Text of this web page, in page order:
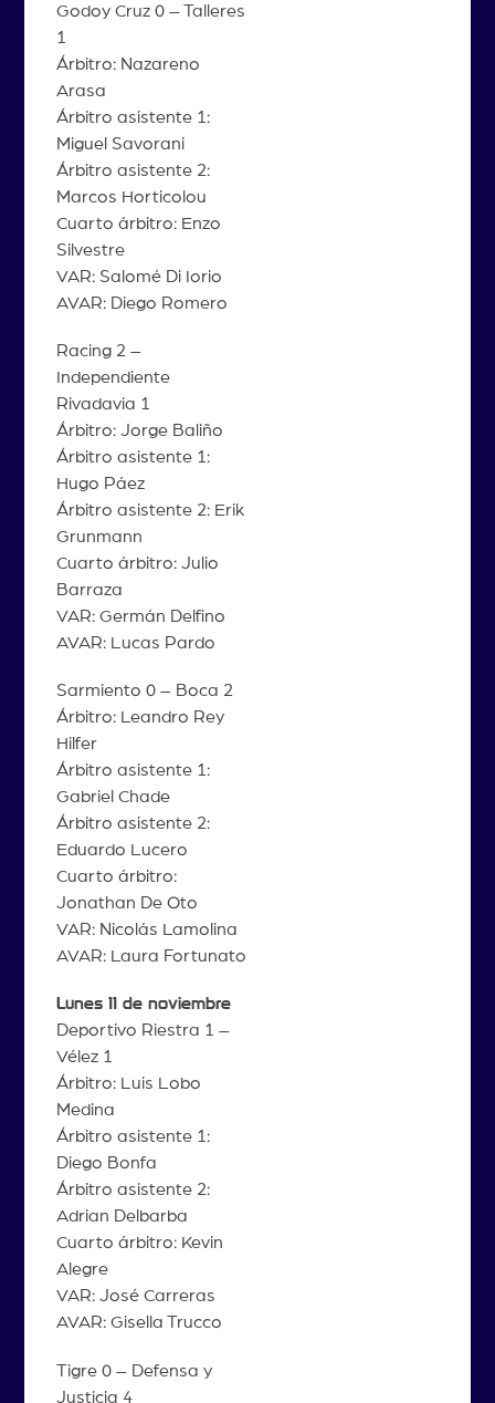
Godoy Cruz 0 – Talleres
1
Árbitro: Nazareno
Arasa
Árbitro asistente 1:
Miguel Savorani
Árbitro asistente 2:
Marcos Horticolou
Cuarto árbitro: Enzo
Silvestre
VAR: Salomé Di Iorio
AVAR: Diego Romero
Racing 2 –
Independiente
Rivadavia 1
Árbitro: Jorge Baliño
Árbitro asistente 1:
Hugo Páez
Árbitro asistente 2: Erik
Grunmann
Cuarto árbitro: Julio
Barraza
VAR: Germán Delfino
AVAR: Lucas Pardo
Sarmiento 0 – Boca 2
Árbitro: Leandro Rey
Hilfer
Árbitro asistente 1:
Gabriel Chade
Árbitro asistente 2:
Eduardo Lucero
Cuarto árbitro:
Jonathan De Oto
VAR: Nicolás Lamolina
AVAR: Laura Fortunato
Lunes 11 de noviembre
Deportivo Riestra 1 –
Vélez 1
Árbitro: Luis Lobo
Medina
Árbitro asistente 1:
Diego Bonfa
Árbitro asistente 2:
Adrian Delbarba
Cuarto árbitro: Kevin
Alegre
VAR: José Carreras
AVAR: Gisella Trucco
Tigre 0 – Defensa y
Justicia 4